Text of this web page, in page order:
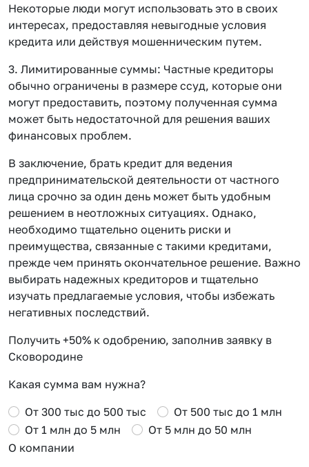
Некоторые люди могут использовать это в своих
интересах, предоставляя невыгодные условия
кредита или действуя мошенническим путем.
3. Лимитированные суммы: Частные кредиторы
обычно ограничены в размере ссуд, которые они
могут предоставить, поэтому полученная сумма
может быть недостаточной для решения ваших
финансовых проблем.
В заключение, брать кредит для ведения
предпринимательской деятельности от частного
лица срочно за один день может быть удобным
решением в неотложных ситуациях. Однако,
необходимо тщательно оценить риски и
преимущества, связанные с такими кредитами,
прежде чем принять окончательное решение. Важно
выбирать надежных кредиторов и тщательно
изучать предлагаемые условия, чтобы избежать
негативных последствий.
Получить +50% к одобрению, заполнив заявку в
Сковородине
Какая сумма вам нужна?
От 300 тыс до 500 тыс
От 500 тыс до 1 млн
От 1 млн до 5 млн
От 5 млн до 50 млн
О компании